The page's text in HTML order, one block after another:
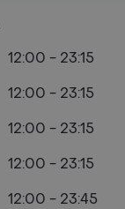
12:00 - 23:15
12:00 - 23:15
12:00 - 23:15
12:00 - 23:15
12:00 - 23:45